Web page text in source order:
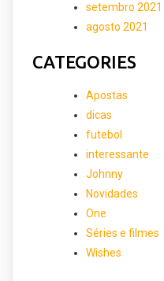
setembro 2021
agosto 2021
CATEGORIES
Apostas
dicas
futebol
interessante
Johnny
Novidades
One
Séries e filmes
Wishes